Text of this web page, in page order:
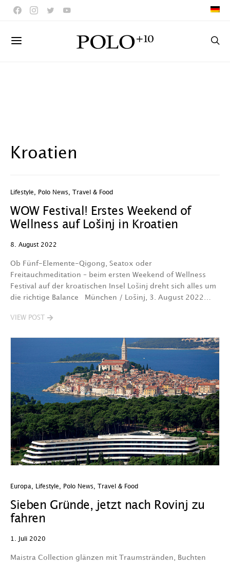
Kroatien
Lifestyle Polo News Travel & Food
WOW Festival! Erstes Weekend of
Wellness auf Lošinj in Kroatien
8. August 2022
Ob Fünf-Elemente-Qigong, Seatox oder
Freitauchmeditation – beim ersten Weekend of Wellness
Festival auf der kroatischen Insel Lošinj dreht sich alles um
die richtige Balance München / Lošinj, 3. August 2022…
VIEW POST
Europa Lifestyle Polo News Travel & Food
Sieben Gründe, jetzt nach Rovinj zu
fahren
1. Juli 2020
Maistra Collection glänzen mit Traumstränden, Buchten